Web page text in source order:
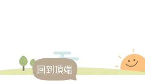
回到頂端